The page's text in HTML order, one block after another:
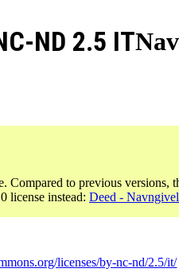
ND 2.5 IT
Compared to previous versions,
license instead: Deed -
licenses/by-nc-nd/2.5/it/